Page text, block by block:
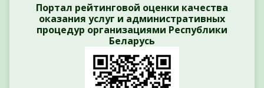
Портал рейтинговой оценки качества
оказания услуг и административных
процедур организациями Республики
Беларусь